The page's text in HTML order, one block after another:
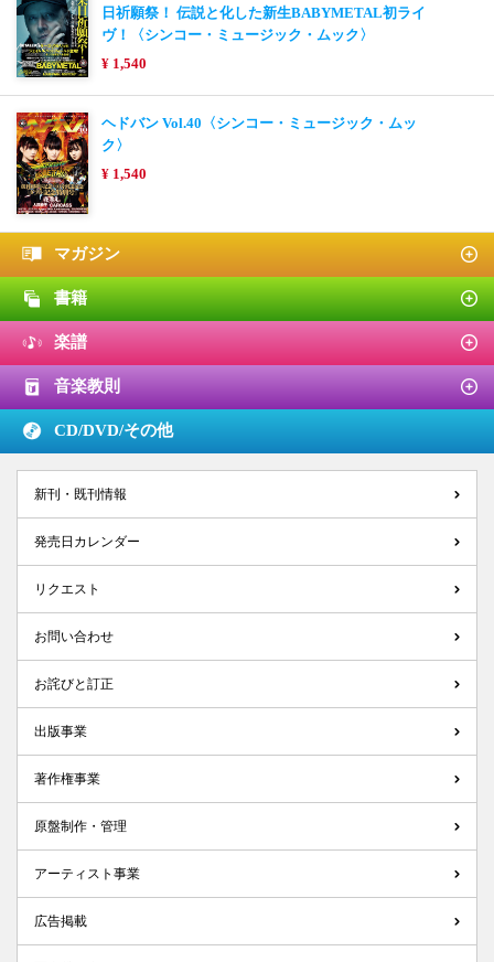
日祈願祭！ 伝説と化した新生BABYMETAL初ライ
ヴ！〈シンコー・ミュージック・ムック〉
¥ 1,540
ヘドバン Vol.40〈シンコー・ミュージック・ムッ
ク〉
¥ 1,540
マガジン
書籍
楽譜
音楽教則
CD/DVD/その他
新刊・既刊情報
発売日カレンダー
リクエスト
お問い合わせ
お詫びと訂正
出版事業
著作権事業
原盤制作・管理
アーティスト事業
広告掲載